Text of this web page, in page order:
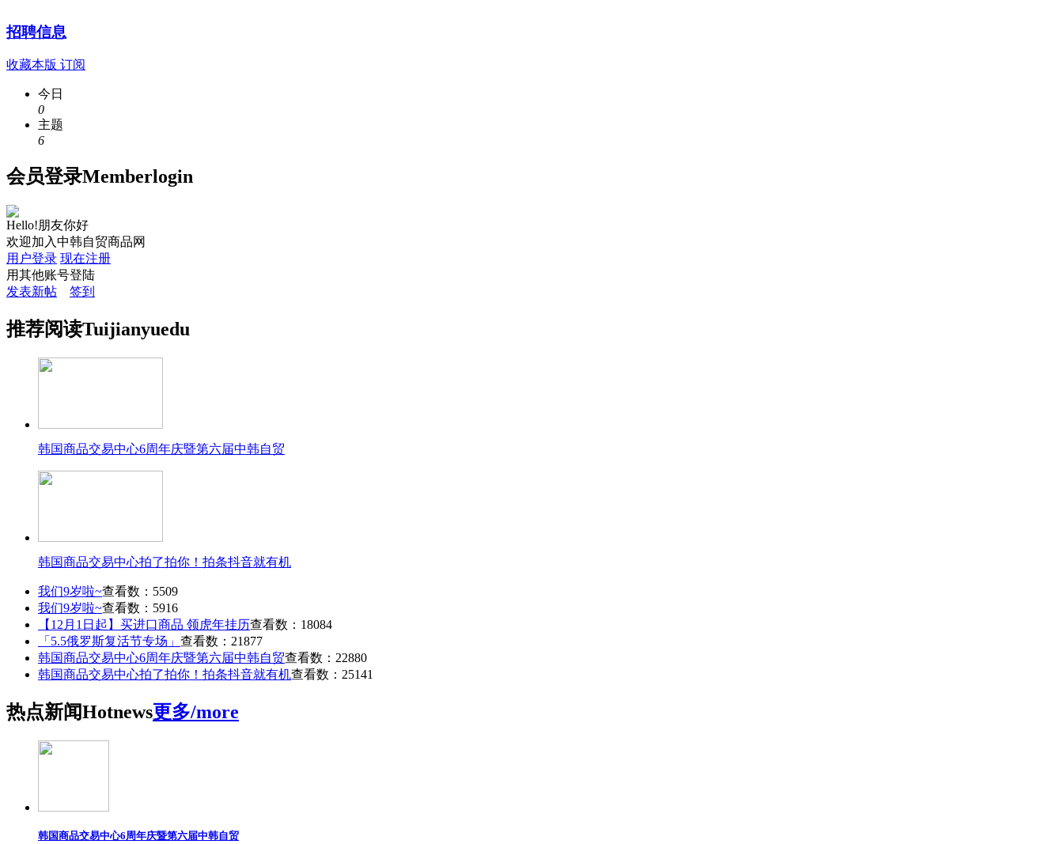
招聘信息
收藏本版 订阅
今日
0
主题
6
会员登录Memberlogin
Hello!朋友你好
欢迎加入中韩自贸商品网
用户登录 现在注册
用其他账号登陆
发表新帖
签到
推荐阅读Tuijianyuedu
韩国商品交易中心6周年庆暨第六届中韩自贸
韩国商品交易中心拍了拍你！拍条抖音就有机
我们9岁啦~查看数：5509
我们9岁啦~查看数：5916
【12月1日起】买进口商品 领虎年挂历查看数：18084
「5.5俄罗斯复活节专场」 查看数：21877
韩国商品交易中心6周年庆暨第六届中韩自贸查看数：22880
韩国商品交易中心拍了拍你！拍条抖音就有机查看数：25141
热点新闻Hotnews更多/more
韩国商品交易中心6周年庆暨第六届中韩自贸